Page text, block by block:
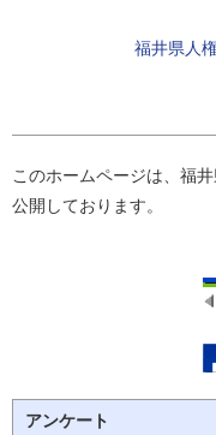
福井県人
このホームページは、福
公開しております。
アンケート